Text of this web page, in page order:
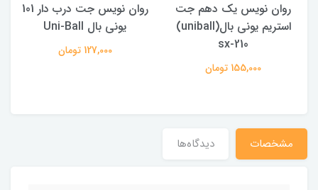
روان نویس یک دهم جت
استریم یونی بال(uniball)
sx-210
155,000 تومان
روان نویس جت درب دار 101
یونی بال Uni-Ball
127,000 تومان
مشخصات دیدگاه‌ها